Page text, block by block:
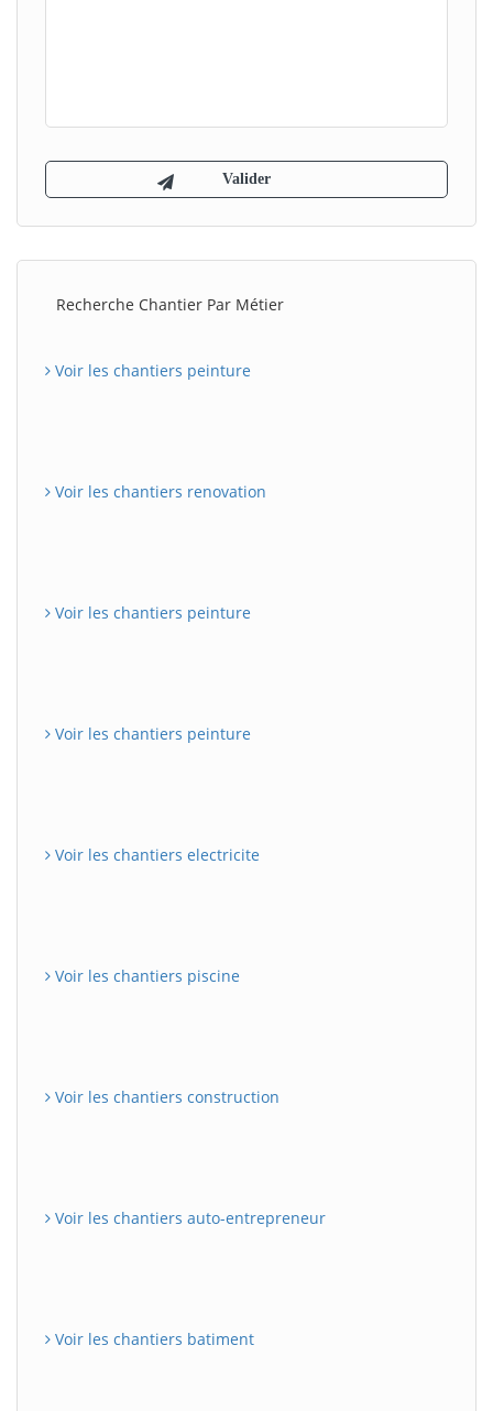
Recherche Chantier Par Métier
Voir les chantiers peinture
Voir les chantiers renovation
Voir les chantiers peinture
Voir les chantiers peinture
Voir les chantiers electricite
Voir les chantiers piscine
Voir les chantiers construction
Voir les chantiers auto-entrepreneur
Voir les chantiers batiment